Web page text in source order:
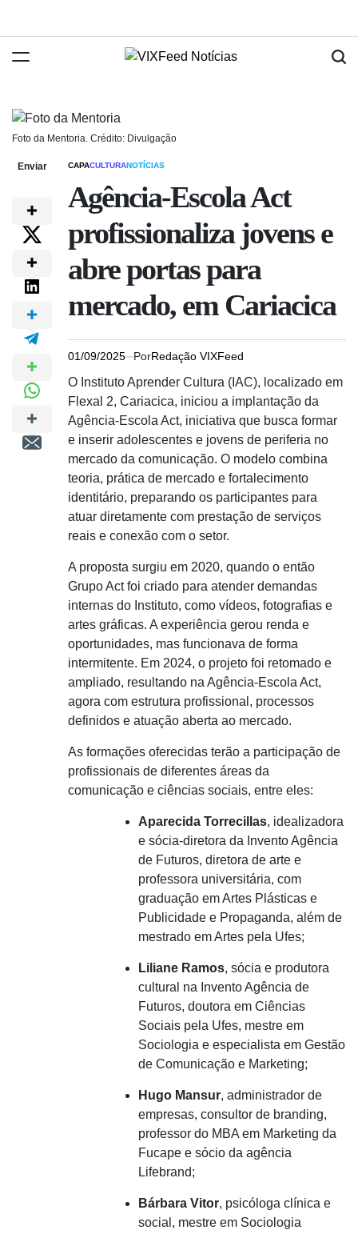
Foto da Mentoria. Crédito: Divulgação
Enviar CAPACULTURANOTÍCIAS
Agência-Escola Act
profissionaliza jovens e
abre portas para
mercado, em Cariacica
01/09/2025 PorRedação VIXFeed
O Instituto Aprender Cultura (IAC), localizado em
Flexal 2, Cariacica, iniciou a implantação da
Agência-Escola Act, iniciativa que busca formar
e inserir adolescentes e jovens de periferia no
mercado da comunicação. O modelo combina
teoria, prática de mercado e fortalecimento
identitário, preparando os participantes para
atuar diretamente com prestação de serviços
reais e conexão com o setor.
A proposta surgiu em 2020, quando o então
Grupo Act foi criado para atender demandas
internas do Instituto, como vídeos, fotografias e
artes gráficas. A experiência gerou renda e
oportunidades, mas funcionava de forma
intermitente. Em 2024, o projeto foi retomado e
ampliado, resultando na Agência-Escola Act,
agora com estrutura profissional, processos
definidos e atuação aberta ao mercado.
As formações oferecidas terão a participação de
profissionais de diferentes áreas da
comunicação e ciências sociais, entre eles:
Aparecida Torrecillas, idealizadora
e sócia-diretora da Invento Agência
de Futuros, diretora de arte e
professora universitária, com
graduação em Artes Plásticas e
Publicidade e Propaganda, além de
mestrado em Artes pela Ufes;
Liliane Ramos, sócia e produtora
cultural na Invento Agência de
Futuros, doutora em Ciências
Sociais pela Ufes, mestre em
Sociologia e especialista em Gestão
de Comunicação e Marketing;
Hugo Mansur, administrador de
empresas, consultor de branding,
professor do MBA em Marketing da
Fucape e sócio da agência
Lifebrand;
Bárbara Vitor, psicóloga clínica e
social, mestre em Sociologia